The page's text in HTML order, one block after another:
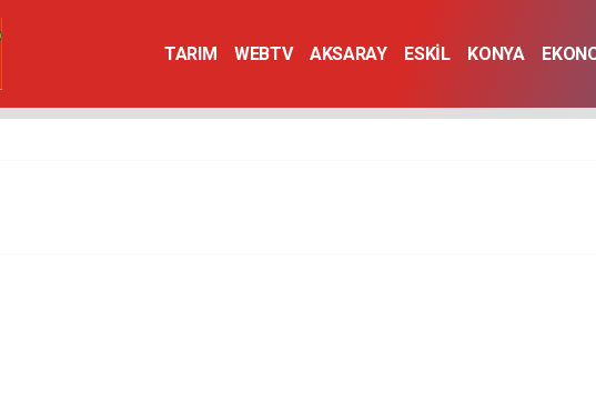
TARIM WEBTV AKSARAY ESKİL KONYA